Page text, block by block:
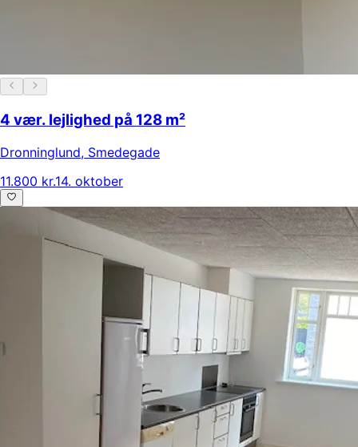
4 vær. lejlighed på 128 m²
Dronninglund, Smedegade
11.800 kr.14. oktober